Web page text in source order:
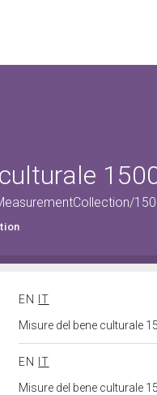
EN
IT
Misure del bene culturale
EN
IT
Misure del bene culturale